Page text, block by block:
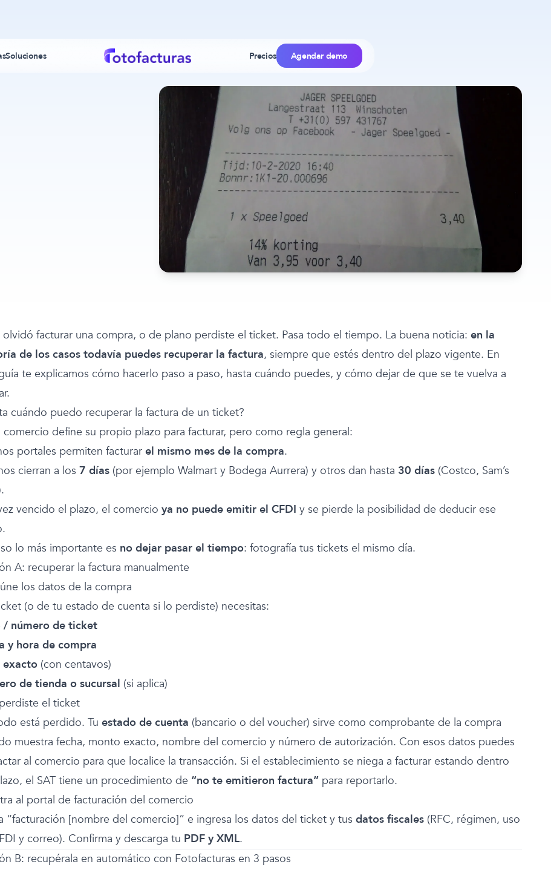
Soluciones Precios Agendar demo
olvidó facturar una compra, o de plano perdiste el ticket. Pasa todo el tiempo. La buena noticia: en la
de los casos todavía puedes recuperar la factura, siempre que estés dentro del plazo vigente. En
te explicamos cómo hacerlo paso a paso, hasta cuándo puedes, y cómo dejar de que se te vuelva a
cuándo puedo recuperar la factura de un ticket?
comercio define su propio plazo para facturar, pero como regla general:
portales permiten facturar el mismo mes de la compra.
cierran a los 7 días (por ejemplo Walmart y Bodega Aurrera) y otros dan hasta 30 días (Costco, Sam’s
vencido el plazo, el comercio ya no puede emitir el CFDI y se pierde la posibilidad de deducir ese
lo más importante es no dejar pasar el tiempo: fotografía tus tickets el mismo día.
A: recuperar la factura manualmente
los datos de la compra
(o de tu estado de cuenta si lo perdiste) necesitas:
/ número de ticket
y hora de compra
exacto (con centavos)
de tienda o sucursal (si aplica)
el ticket
está perdido. Tu estado de cuenta (bancario o del voucher) sirve como comprobante de la compra
muestra fecha, monto exacto, nombre del comercio y número de autorización. Con esos datos puedes
al comercio para que localice la transacción. Si el establecimiento se niega a facturar estando dentro
el SAT tiene un procedimiento de “no te emitieron factura” para reportarlo.
al portal de facturación del comercio
“facturación [nombre del comercio]” e ingresa los datos del ticket y tus datos fiscales (RFC, régimen, uso
y correo). Confirma y descarga tu PDF y XML.
B: recupérala en automático con Fotofacturas en 3 pasos